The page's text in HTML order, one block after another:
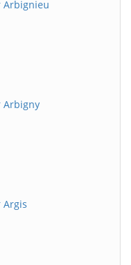
Arbignieu
Arbigny